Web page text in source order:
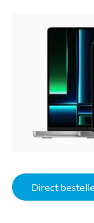
Direct